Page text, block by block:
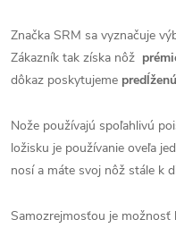
Značka SRM sa vyznačuje
Zákazník tak získa nôž
dôkaz poskytujeme
Nože používajú spoľahlivú
ložisku je používanie oveľa
nosí a máte svoj nôž stále k
Samozrejmosťou je